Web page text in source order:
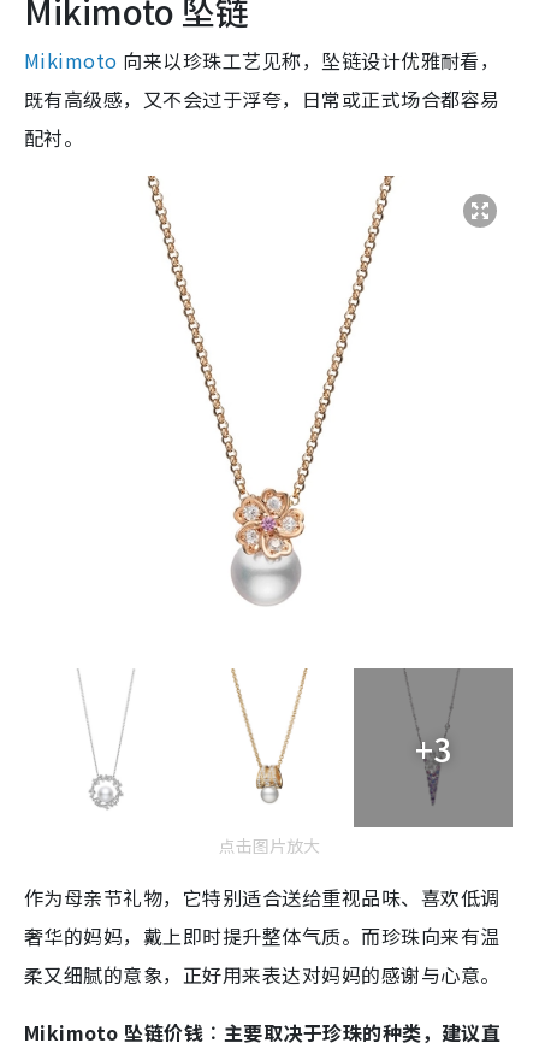
Mikimoto 坠链
Mikimoto 向来以珍珠工艺见称，坠链设计优雅耐看，
既有高级感，又不会过于浮夸，日常或正式场合都容易
配衬。
+3
点击图片放大
作为母亲节礼物，它特别适合送给重视品味、喜欢低调
奢华的妈妈，戴上即时提升整体气质。而珍珠向来有温
柔又细腻的意象，正好用来表达对妈妈的感谢与心意。
Mikimoto 坠链价钱︰主要取决于珍珠的种类，建议直